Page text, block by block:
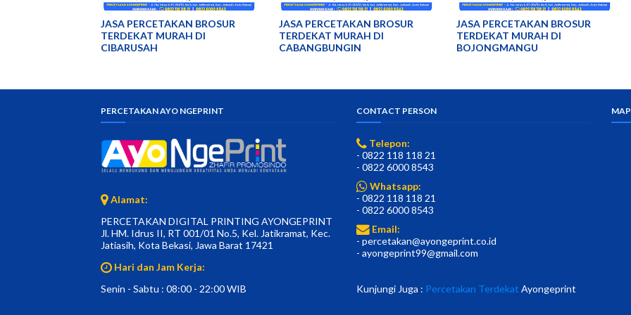
JASA PERCETAKAN BROSUR
TERDEKAT MURAH DI
CIBARUSAH
JASA PERCETAKAN BROSUR
TERDEKAT MURAH DI
CABANGBUNGIN
JASA PERCETAKAN BROSUR
TERDEKAT MURAH DI
BOJONGMANGU
PERCETAKAN AYO NGEPRINT
Alamat:
PERCETAKAN DIGITAL PRINTING AYONGEPRINT
Jl. HM. Idrus II, RT 001/01 No.5, Kel. Jatikramat, Kec.
Jatiasih, Kota Bekasi, Jawa Barat 17421
Hari dan Jam Kerja:
Senin - Sabtu : 08:00 - 22:00 WIB
CONTACT PERSON
Telepon:
- 0822 118 118 21
- 0822 6000 8543
Whatsapp:
- 0822 118 118 21
- 0822 6000 8543
Email:
- percetakan@ayongeprint.co.id
- ayongeprint99@gmail.com
Kunjungi Juga : Percetakan Terdekat Ayongeprint